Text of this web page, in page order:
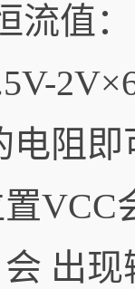
流值
电阻
VCC
出